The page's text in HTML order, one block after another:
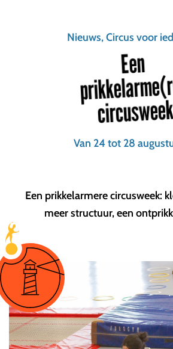
Nieuws, Circus voor
Een
Van 24 tot 28
Een prikkelarmere circusweek:
meer structuur, een